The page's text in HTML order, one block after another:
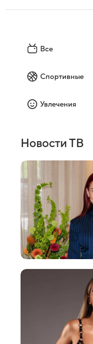
Все
Спортивные
Увлечения
Новости ТВ